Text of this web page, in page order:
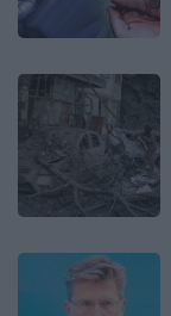
Image